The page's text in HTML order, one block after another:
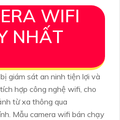
WIFI
NHẤT
giám sát an ninh tiện lợi và
hợp công nghệ wifi, cho
từ xa thông qua
Mẫu camera wifi bán chạy